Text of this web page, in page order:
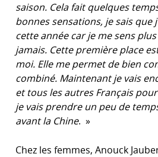
saison. Cela fait quelques
bonnes sensations, je sais que
cette année carje me sens
jamais. Cette première place
moi. Elle me permet de bien
combiné. Maintenant je vais
et tous les autres Français
je vais prendre un peu de
avant la Chine. »
Chez les femmes, Anouck